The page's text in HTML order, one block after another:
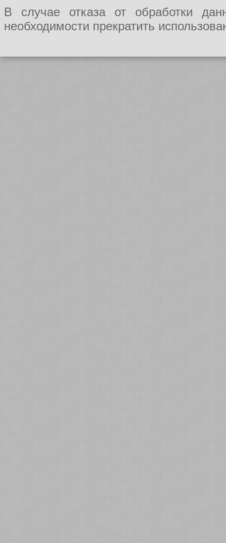
В случае отказа от обработки
необходимости прекратить